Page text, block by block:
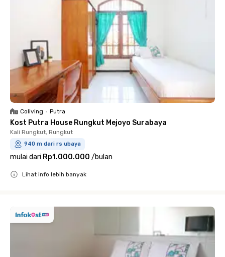
Coliving • Putra
Kost Putra House Rungkut Mejoyo Surabaya
Kali Rungkut, Rungkut
940 m dari rs ubaya
mulai dari Rp1.000.000 /bulan
Lihat info lebih banyak